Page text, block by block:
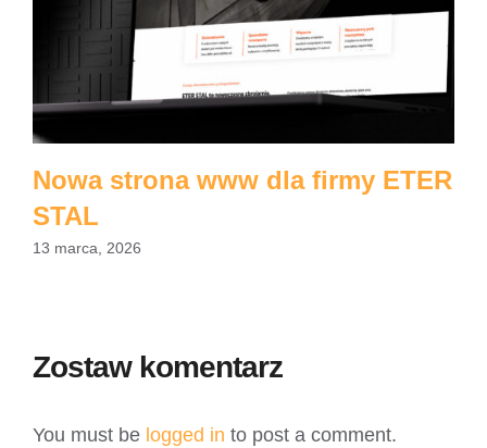
Nowa strona www dla firmy ETER
STAL
13 marca, 2026
Zostaw komentarz
You must be logged in to post a comment.